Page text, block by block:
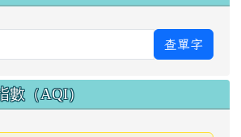
查單字
數（AQI）